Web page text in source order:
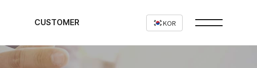
CUSTOMER KOR